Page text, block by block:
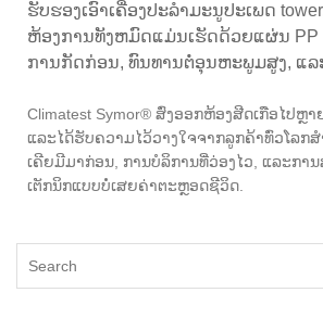
ຮັບຮອງເອົາເຄື່ອງປະລໍາມະນູປະເພດ
ຫ້ອງການທັງຫມົດແມ່ນເຮັດດ້ວຍແຜ່ນ PP
ການກັດກ່ອນ, ທົນທານຕໍ່ອຸນຫະພູມສູງ, ແລ
Climatest Symor® ສົ່ງອອກຫ້ອງສີດເກືອໄປຫຼາ
ແລະໄດ້ຮັບຄວາມໄວ້ວາງໃຈຈາກລູກຄ້າທົ່ວໂລກ
ເຄີຍມີມາກ່ອນ, ການບໍລິການທີ່ວ່ອງໄວ, ແລະກ
ເຕັກນິກແບບບໍ່ເສຍຄ່າຕະຫຼອດຊີວິດ.